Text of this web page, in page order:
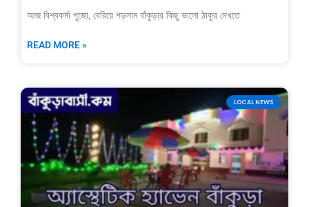
আজ বিশ্বকর্মা পুজো, বেরিয়ে পড়লাম বাঁকুড়ার কিছু ভালো ঠাকুর দেখতে
READ MORE »
LOCAL NEWS